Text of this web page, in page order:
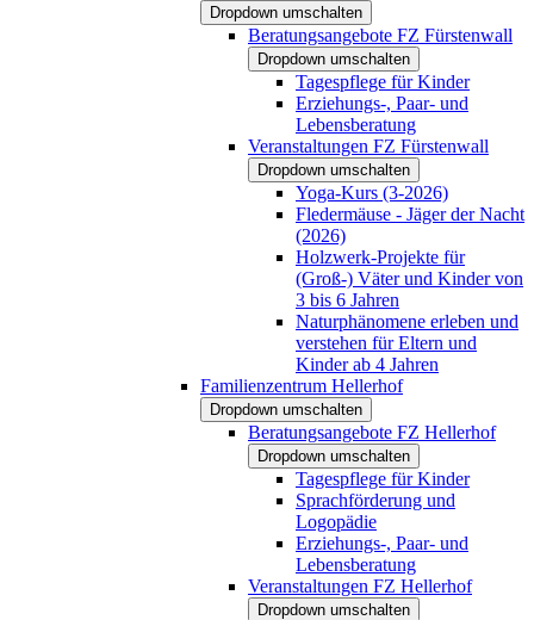
Dropdown umschalten
Beratungsangebote FZ Fürstenwall
Dropdown umschalten
Tagespflege für Kinder
Erziehungs-, Paar- und
Lebensberatung
Veranstaltungen FZ Fürstenwall
Dropdown umschalten
Yoga-Kurs (3-2026)
Fledermäuse - Jäger der Nacht
(2026)
Holzwerk-Projekte für
(Groß-) Väter und Kinder von
3 bis 6 Jahren
Naturphänomene erleben und
verstehen für Eltern und
Kinder ab 4 Jahren
Familienzentrum Hellerhof
Dropdown umschalten
Beratungsangebote FZ Hellerhof
Dropdown umschalten
Tagespflege für Kinder
Sprachförderung und
Logopädie
Erziehungs-, Paar- und
Lebensberatung
Veranstaltungen FZ Hellerhof
Dropdown umschalten